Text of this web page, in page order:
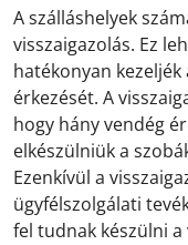
A szálláshelyek
visszaigazolás. Ez
hatékonyan
érkezését. A
hogy hány vendég
elkészülniük a
Ezenkívül a
ügyfélszolgálati
fel tudnak készülni a